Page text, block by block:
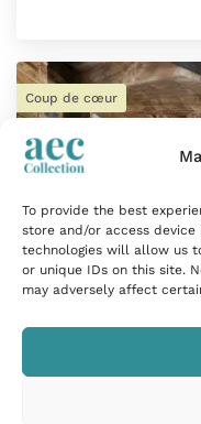
To provide the best
store and/or access device
technologies will allow us
or unique IDs on this site.
may adversely affect
Coup de cœur
Chalet haut de